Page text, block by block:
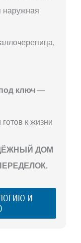
наружная
ключ —
к жизни
ДОМ
И